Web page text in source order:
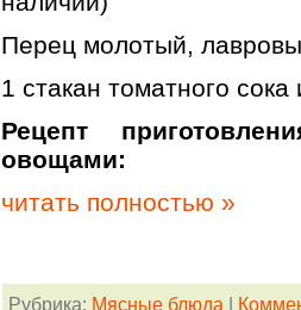
Перец молотый,
1 стакан томатного
Рецепт
овощами:
читать полностью »
Рубрика: Мясные блюда